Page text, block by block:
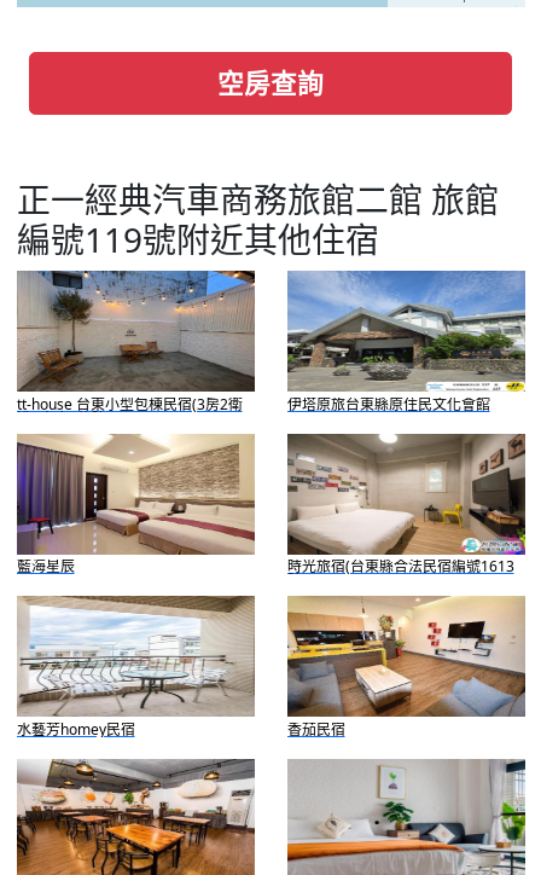
空房查詢
正一經典汽車商務旅館二館 旅館
編號119號附近其他住宿
tt-house 台東小型包棟民宿(3房2衛
浴1車庫1後院)
伊塔原旅台東縣原住民文化會館
藍海星辰 時光旅宿(台東縣合法民宿編號1613
號)
水藝芳homey民宿 香茄民宿